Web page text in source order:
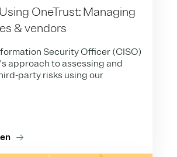
OneTrust: Managing
& vendors
Security Officer (CISO)
approach to assessing and
party risks using our